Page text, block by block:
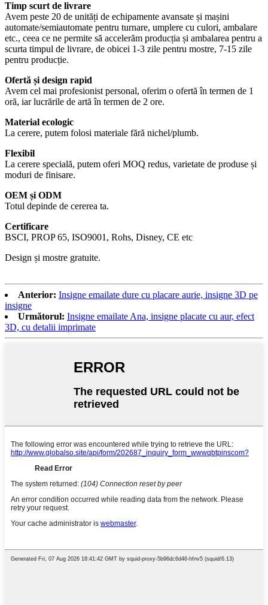
Timp scurt de livrare
Avem peste 20 de unități de echipamente avansate și mașini
automate/semiautomate pentru turnare, umplere cu culori, ambalare
etc., ceea ce ne permite să accelerăm producția și ambalarea pentru a
scurta timpul de livrare, de obicei 1-3 zile pentru mostre, 7-15 zile
pentru producție.
Ofertă și design rapid
Avem cel mai profesionist personal, oferim o ofertă în termen de 1
oră, iar lucrările de artă în termen de 2 ore.
Material ecologic
La cerere, putem folosi materiale fără nichel/plumb.
Flexibil
La cerere specială, putem oferi MOQ redus, varietate de produse și
moduri de finisare.
OEM și ODM
Totul depinde de cererea ta.
Certificare
BSCI, PROP 65, ISO9001, Rohs, Disney, CE etc
Design și mostre gratuite.
Anterior: Insigne emailate dure cu placare aurie, insigne 3D pe
insigne
Următorul: Insigne emailate Ana, insigne placate cu aur, efect
3D, cu detalii imprimate